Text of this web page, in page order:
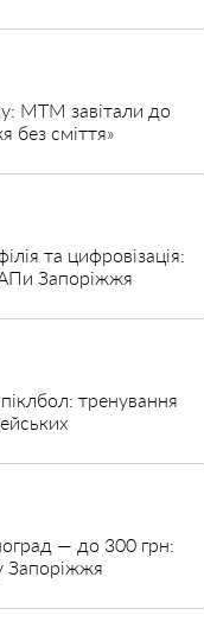
МТМ завітали до
без сміття»
та цифровізація:
Запоріжжя
тренування
— до 300 грн:
Запоріжжя